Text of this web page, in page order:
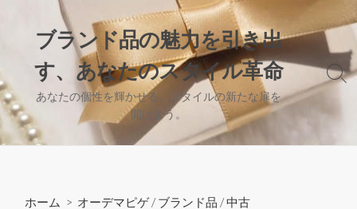
ツ
へ
ス
キ
ブランド品の魅力を引き出
す、あなたのスタイル革命
あなたの個性を輝かせる、スタイルの新たな扉を
開けよう。
検
ホーム > オーデマピゲ/ブランド品 /中古